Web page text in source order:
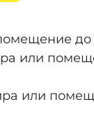
до
или
или